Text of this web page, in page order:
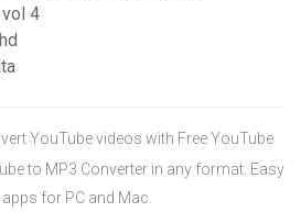
4
YouTube videos with Free YouTube
to MP3 Converter in any format. Easy
for PC and Mac.